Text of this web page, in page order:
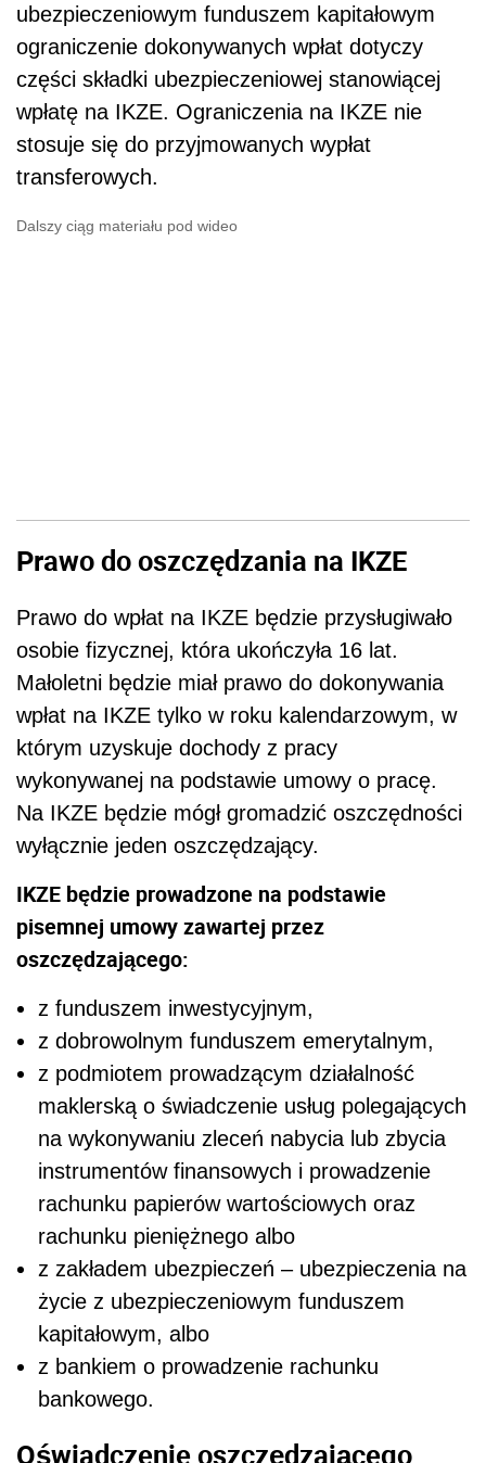
ubezpieczeniowym funduszem kapitałowym
ograniczenie dokonywanych wpłat dotyczy
części składki ubezpieczeniowej stanowiącej
wpłatę na IKZE. Ograniczenia na IKZE nie
stosuje się do przyjmowanych wypłat
transferowych.
Dalszy ciąg materiału pod wideo
Prawo do oszczędzania na IKZE
Prawo do wpłat na IKZE będzie przysługiwało
osobie fizycznej, która ukończyła 16 lat.
Małoletni będzie miał prawo do dokonywania
wpłat na IKZE tylko w roku kalendarzowym, w
którym uzyskuje dochody z pracy
wykonywanej na podstawie umowy o pracę.
Na IKZE będzie mógł gromadzić oszczędności
wyłącznie jeden oszczędzający.
IKZE będzie prowadzone na podstawie
pisemnej umowy zawartej przez
oszczędzającego:
z funduszem inwestycyjnym,
z dobrowolnym funduszem emerytalnym,
z podmiotem prowadzącym działalność
maklerską o świadczenie usług polegających
na wykonywaniu zleceń nabycia lub zbycia
instrumentów finansowych i prowadzenie
rachunku papierów wartościowych oraz
rachunku pieniężnego albo
z zakładem ubezpieczeń – ubezpieczenia na
życie z ubezpieczeniowym funduszem
kapitałowym, albo
z bankiem o prowadzenie rachunku
bankowego.
Oświadczenie oszczędzającego